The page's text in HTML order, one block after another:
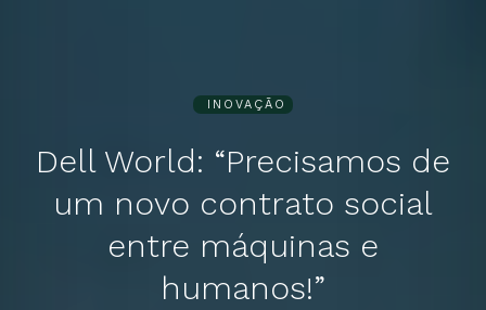
APERTE [ENTER] PARA PESQUISAR...
INOVAÇÃO
Dell World: “Precisamos de
um novo contrato social
entre máquinas e
humanos!”